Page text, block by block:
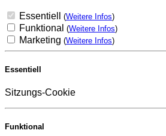
Essentiell (Weitere Infos)
Funktional (Weitere Infos)
Marketing (Weitere Infos)
Essentiell
Sitzungs-Cookie
Funktional